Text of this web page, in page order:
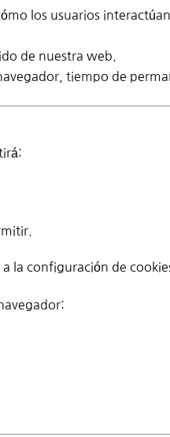
los usuarios
de nuestra web.
tiempo de
la configuración de